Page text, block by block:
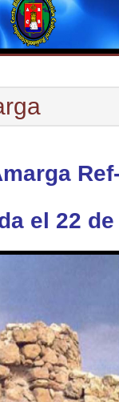
el 22